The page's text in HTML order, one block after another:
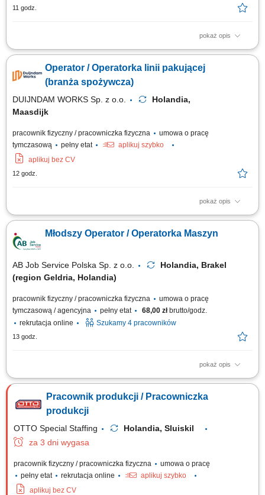
11 godz.
pokaż opis
Czym będziesz się zajmować: Pakowaniem karmy dla zwierząt z
urządzeń pakujących; Weryfikacją jakości pakowanych produktów, wagi
oraz etykiet; Wprowadzaniem danych produkcyjnych do systemu
Operator / Operatorka linii pakującej
(branża spożywcza)
DUIJNDAM WORKS Sp. z o.o.
Holandia,
Maasdijk
pracownik fizyczny / pracowniczka fizyczna
umowa o pracę
tymczasową
pełny etat
aplikuj szybko
aplikuj bez CV
12 godz.
pokaż opis
Opis stanowiska Będziesz odpowiedzialny za kompleksowe
pakujących typu Flowpack oraz systemów Netting. Do Twoich
codziennych zadań należeć będzie sprawna wymiana materiałów
Młodszy Operator / Operatorka Maszyn
AB Job Service Polska Sp. z o.o.
Holandia, Brakel
(region Geldria, Holandia)
pracownik fizyczny / pracowniczka fizyczna
umowa o pracę
tymczasową / agencyjna
pełny etat 68,00 złbrutto/godz.
rekrutacja online
Szukamy 4 pracowników
13 godz.
pokaż opis
Obowiązki: Nauka obsługi nowoczesnych maszyn sortujących oraz
monitorowaniu i optymalizacji parametrów linii produkcyjnej; Pomoc przy
rozładunku metali i minerałów; Diagnozowanie drobnych usterek i ich
Pracownik produkcji / Pracowniczka
produkcji
OTTO Special Staffing
Holandia, Sluiskil
za 3 dni wygasa
pracownik fizyczny / pracowniczka fizyczna
umowa o pracę
pełny etat
rekrutacja online
aplikuj szybko
aplikuj bez CV